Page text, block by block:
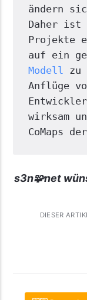
ändern
Daher ist
Projekte
auf ein
Modell
zu
Anflüge
wirksam
CoMaps
s3n🧩net
DIESER